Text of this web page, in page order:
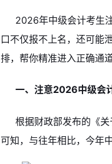
2026年中级会计考生
口不仅报不上名，还可能
排，帮你精准进入正确通
一、注意2026中级会
根据财政部发布的《
可知，与往年相比，今年